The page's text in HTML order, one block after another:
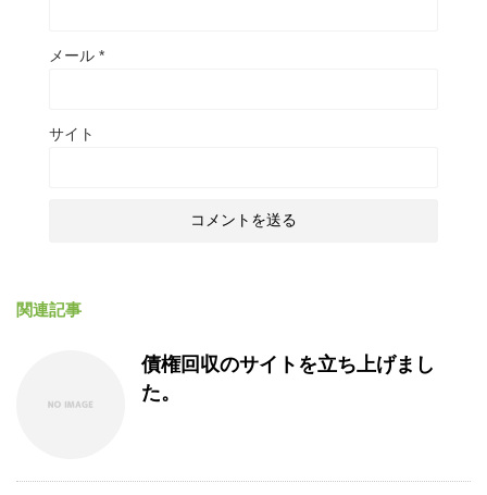
メール *
サイト
関連記事
債権回収のサイトを立ち上げまし
た。